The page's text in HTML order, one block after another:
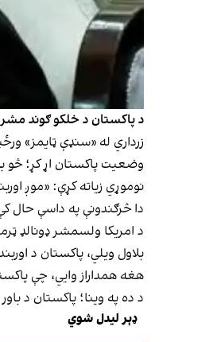
د پاکستان د خلکو ګوند مشر
زرداري له «سنډې ټایمز»
وضعیت پاکستان اړ کړ؛ څو
نوموړي زیاته کړې: «موږ
دا څرګندونې په داسې حال
د امریکا ولسمشر ډونالډ
بلاول ویلي، پاکستان د
هغه همداراز وايي، چې
د ده په وینا؛ پاکستان د
ډېر لیدل شوي